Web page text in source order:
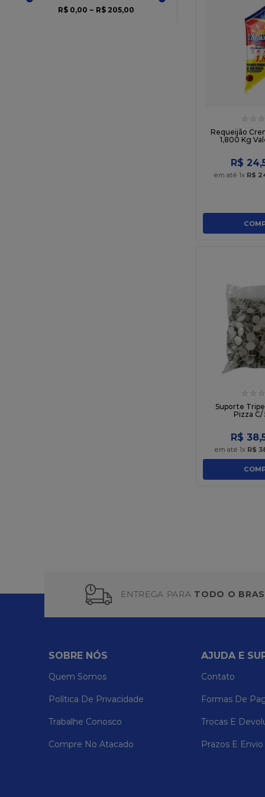
TOZZI
40 CM
R$ 0,00 – R$ 205,00
☆ ☆ ☆
Requeijão
1,800 Kg
R$ 24,
em até 1x R$
☆ ☆ ☆
Suporte
Pizza
R$ 38,
em até 1x R$
ENTREGA PARA TODO O
SOBRE NÓS
Quem Somos
Política De Privacidade
Trabalhe Conosco
Compre No Atacado
AJUDA E
Contato
Formas De
Trocas E
Prazos E Envio